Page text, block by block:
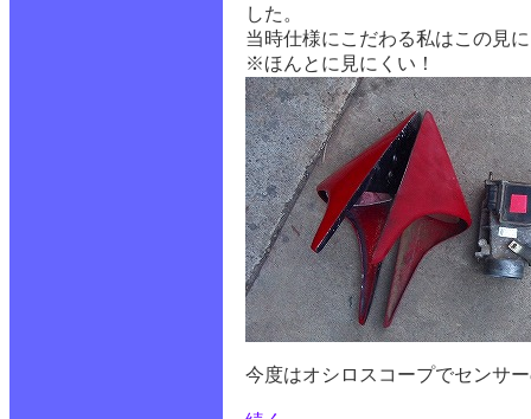
した。
当時仕様にこだわる私はこの見
※ほんとに見にくい！
今度はオシロスコープでセンサ